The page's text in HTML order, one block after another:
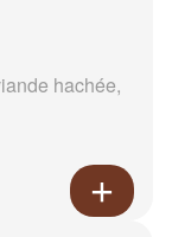
hachée,